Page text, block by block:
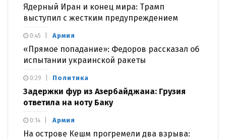
Ядерный Иран и конец мира: Трамп
выступил с жестким предупреждением
Армия
«Прямое попадание»: Федоров рассказал об
испытании украинской ракеты
0:45
Политика
Задержки фур из Азербайджана: Грузия
ответила на ноту Баку
0:29
Армия
На острове Кешм прогремели два взрыва:
0:14